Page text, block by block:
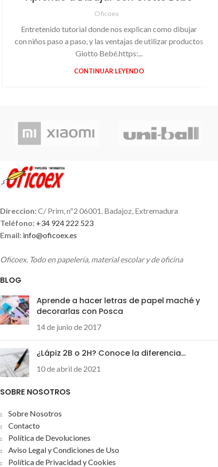
Oficoex
Entretenido tutorial donde nos explican como dibujar
con niños paso a paso, y las ventajas de utilizar productos
Giotto Bebé.https:...
CONTINUAR LEYENDO
Direccion:C/ Prim, nº2 06001. Badajoz, Extremadura
Teléfono: +34 924 222 523
Email: info@oficoex.es
Oficoex. Todo en papelería, material escolar y de oficina
BLOG
Aprende a hacer letras de papel maché y
decorarlas con Posca
14 de junio de 2017
¿Lápiz 2B o 2H? Conoce la diferencia…
10 de abril de 2021
SOBRE NOSOTROS
Sobre Nosotros
Contacto
Política de Devoluciones
Aviso Legal y Condiciones de Uso
Política de Privacidad y Cookies